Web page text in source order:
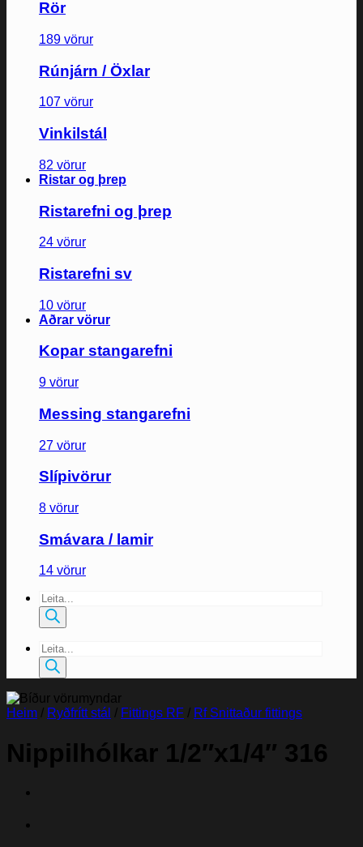
Rör
189 vörur
Rúnjárn / Öxlar
107 vörur
Vinkilstál
82 vörur
Ristar og þrep
Ristarefni og þrep
24 vörur
Ristarefni sv
10 vörur
Aðrar vörur
Kopar stangarefni
9 vörur
Messing stangarefni
27 vörur
Slípivörur
8 vörur
Smávara / lamir
14 vörur
Products
search
Products
search
Heim / Ryðfrítt stál / Fittings RF / Rf Snittaður fittings
Nippilhólkar 1/2″x1/4″ 316